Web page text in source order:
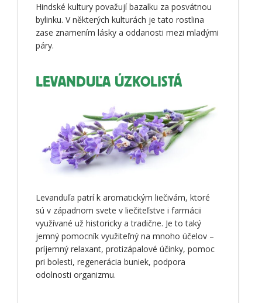
Hindské kultury považují bazalku za posvátnou
bylinku. V některých kulturách je tato rostlina
zase znamením lásky a oddanosti mezi mladými
páry.
LEVANDUĽA ÚZKOLISTÁ
Levanduľa patrí k aromatickým liečivám, ktoré
sú v západnom svete v liečiteľstve i farmácii
využívané už historicky a tradične. Je to taký
jemný pomocník využiteľný na mnoho účelov –
príjemný relaxant, protizápalové účinky, pomoc
pri bolesti, regenerácia buniek, podpora
odolnosti organizmu.